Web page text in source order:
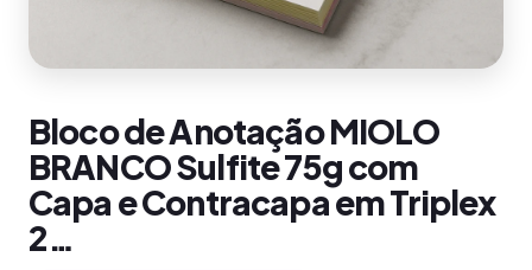
Bloco de Anotação MIOLO
BRANCO Sulfite 75g com
Capa e Contracapa em Triplex
2…